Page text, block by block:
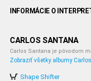
INFORMÁCIE O
CARLOS SANTANA
Carlos Santana je pôvodom
Zobraziť všetky albumy
Shape Shifter